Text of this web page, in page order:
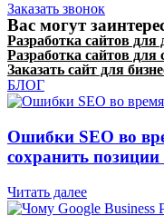
Заказать звонок
Вас могут
Разработка сайтов для
Разработка сайтов для
Заказать сайт для
БЛОГ
Ошибки SEO во
сохранить
Читать далее